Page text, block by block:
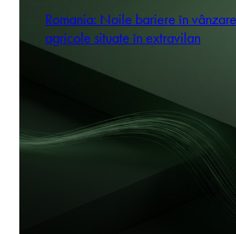
Romania: Noile bariere în
agricole situate în extravilan